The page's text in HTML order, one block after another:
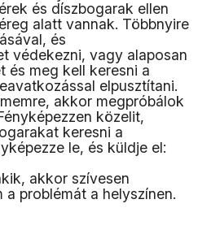
és díszbogarak ellen
alatt vannak. Többnyire
és
védekezni, vagy alaposan
és meg kell keresni a
elpusztítani.
akkor megpróbálok
közelit,
keresni a
le, és küldje el:
akkor szívesen
problémát a helyszínen.